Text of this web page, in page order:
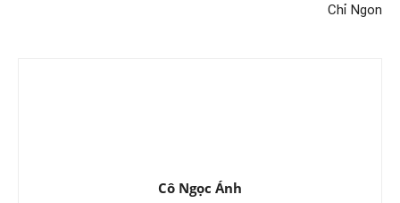
Chỉ Ngon
Cô Ngọc Ánh